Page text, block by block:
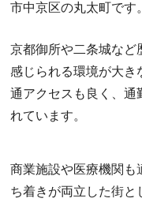
市中京区の丸太町です。
京都御所や二条城など
感じられる環境が大き
通アクセスも良く、通
れています。
商業施設や医療機関も
ち着きが両立した街